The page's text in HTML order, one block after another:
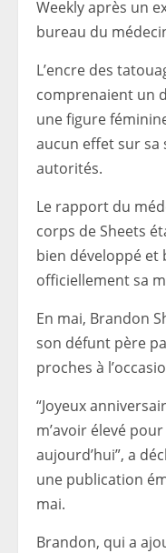
Weekly après un
bureau du
L’encre des
comprenaient un
une figure
aucun effet sur sa
autorités.
Le rapport du
corps de Sheets
bien développé et
officiellement sa
En mai, Brandon
son défunt père
proches à
“Joyeux
m’avoir élevé
aujourd’hui”, a
une publication
mai.
Brandon, qui a